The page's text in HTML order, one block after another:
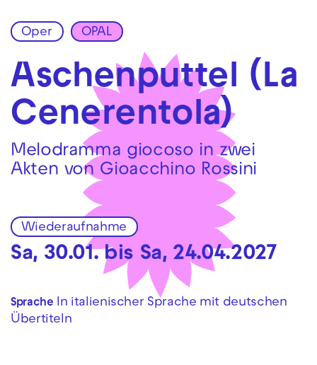
Zur Hauptnavigation springen
Zum Hauptinhalt springen Zum Footer springen
Oper OPAL
Aschenputtel (La
Cenerentola)
Melodramma giocoso in zwei
Akten von Gioacchino Rossini
Wiederaufnahme
Sa, 30.01. bis Sa, 24.04.2027
Sprache In italienischer Sprache mit deutschen
Übertiteln